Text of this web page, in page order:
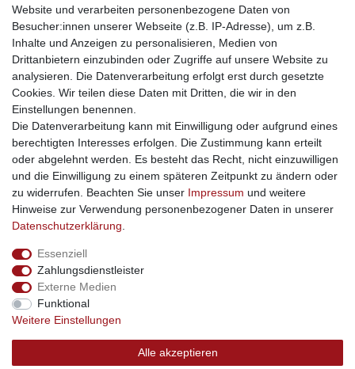
traumlampen- Lampen und Kronleuchter
kinderwagencenter- Exklusive und günstige Kinderwagen
gastrogeraete24- alles für Gastronomie und Imbiss
soziale Medien
Facebook
sicher einkaufen
Sichere Bestellung und Zahlung via SSL Verschlüsselung
Website und verarbeiten personenbezogene Daten von
Besucher:innen unserer Webseite (z.B. IP-Adresse), um z.B.
Inhalte und Anzeigen zu personalisieren, Medien von
Drittanbietern einzubinden oder Zugriffe auf unsere Website zu
analysieren. Die Datenverarbeitung erfolgt erst durch gesetzte
Cookies. Wir teilen diese Daten mit Dritten, die wir in den
Einstellungen benennen.
Die Datenverarbeitung kann mit Einwilligung oder aufgrund eines
berechtigten Interesses erfolgen. Die Zustimmung kann erteilt
oder abgelehnt werden. Es besteht das Recht, nicht einzuwilligen
und die Einwilligung zu einem späteren Zeitpunkt zu ändern oder
zu widerrufen. Beachten Sie unser Impressum und weitere
Hinweise zur Verwendung personenbezogener Daten in unserer
Daten­schutz­erklärung
Essenziell
Zahlungsdienstleister
Externe Medien
Funktional
Weitere Einstellungen
Alle akzeptieren
Widerrufs­recht Widerrufs­formular
Daten­schutz­erklärung